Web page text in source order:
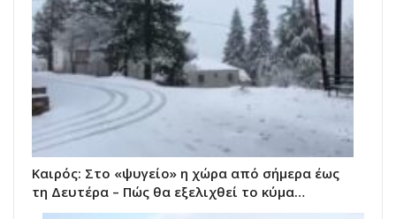
Καιρός: Στο «ψυγείο» η χώρα από σήμερα έως
τη Δευτέρα – Πώς θα εξελιχθεί το κύμα…